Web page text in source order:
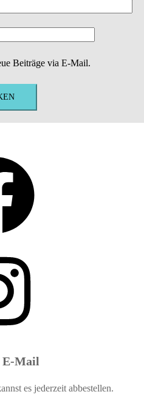
Beiträge via E-Mail.
E-Mail
es jederzeit abbestellen.